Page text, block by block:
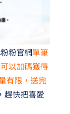
粉官網單筆
以加碼獲得
有限，送完
趕快把喜愛